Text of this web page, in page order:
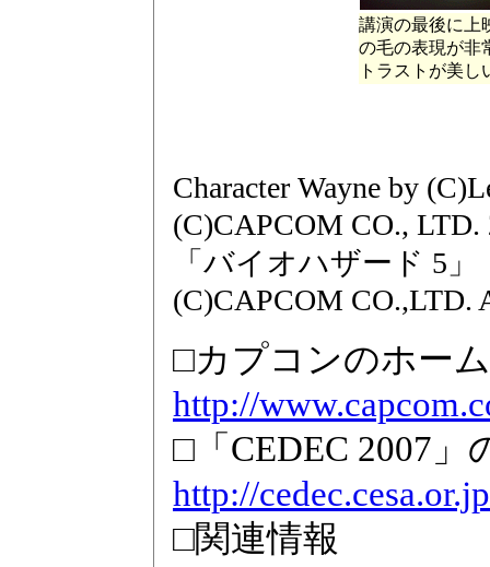
講演の最後に上
の毛の表現が非
トラストが美し
Character Wayne by
(C)CAPCOM CO.,
「バイオハザード 5」
(C)CAPCOM CO.,LTD.
□カプコンのホー
http://
□「CEDEC 2007」
http://
□関連情報